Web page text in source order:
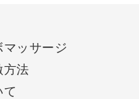
とまた戻ってしまうも
ッサージ
方法
て